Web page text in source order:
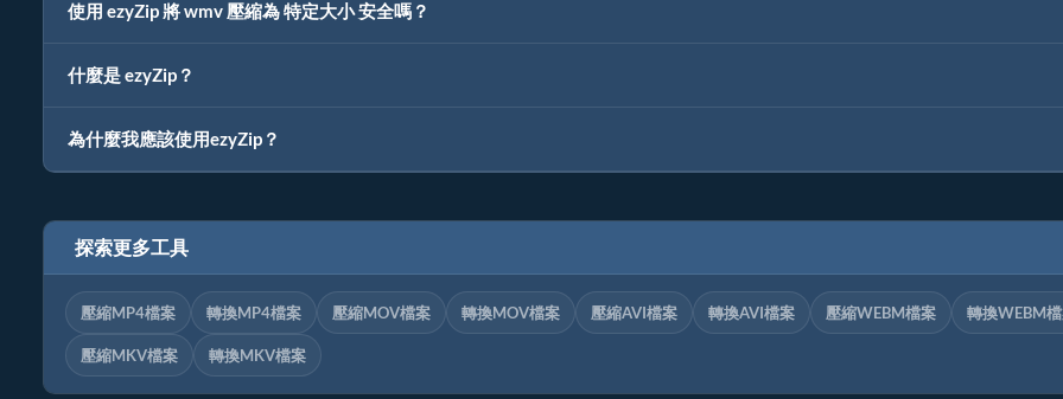
使用 ezyZip 將 wmv 壓縮為 特定大小 安全嗎？
什麼是 ezyZip？
為什麼我應該使用ezyZip？
探索更多工具
壓縮MP4檔案 轉換MP4檔案 壓縮MOV檔案 轉換MOV檔案 壓縮AVI檔案 轉換AVI檔案 壓縮WEBM檔案 轉換WEBM
壓縮MKV檔案 轉換MKV檔案